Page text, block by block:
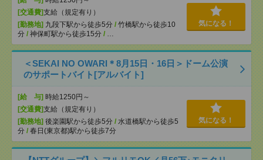
[交通費]支給（規定有り）
[勤務地] 九段下駅から徒歩5分 / 竹橋駅から徒歩10
分 / 神保町駅から徒歩15分 / …
気になる！
＜SEKAI NO OWARI＊8月15日・16日＞ドーム公演
のサポートバイト[アルバイト]
[給 与] 時給1250円～
[交通費]支給（規定有り）
[勤務地] 後楽園駅から徒歩5分 / 水道橋駅から徒歩5
分 / 春日(東京都)駅から徒歩7分
気になる！